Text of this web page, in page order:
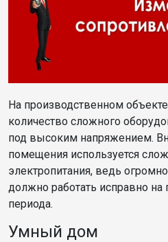
На производственном
количество сложного
под высоким напряжением.
помещения используется
электропитания, ведь
должно работать исправно на
периода.
Умный дом